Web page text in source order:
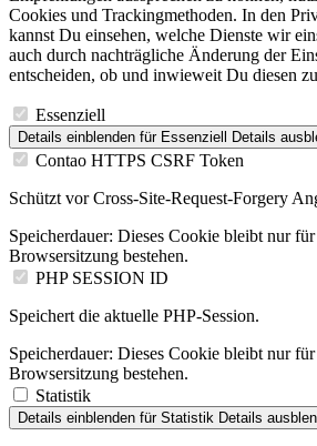
Cookies und Trackingmethoden. In den
kannst Du einsehen, welche Dienste wir
auch durch nachträgliche Änderung der
entscheiden, ob und inwieweit Du diesen
Essenziell
Details einblenden für Essenziell Details
Contao HTTPS CSRF Token
Schützt vor Cross-Site-Request-Forgery
Speicherdauer: Dieses Cookie bleibt nur
Browsersitzung bestehen.
PHP SESSION ID
Speichert die aktuelle PHP-Session.
Speicherdauer: Dieses Cookie bleibt nur
Browsersitzung bestehen.
Statistik
Details einblenden für Statistik Details